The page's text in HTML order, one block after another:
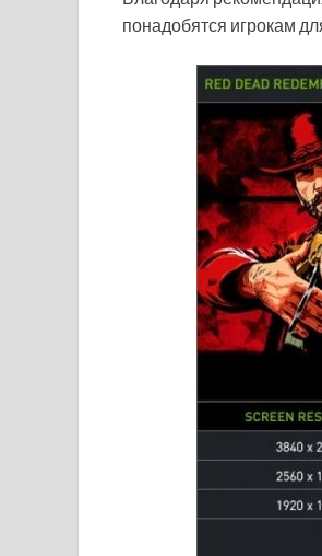
понадобятся игрокам